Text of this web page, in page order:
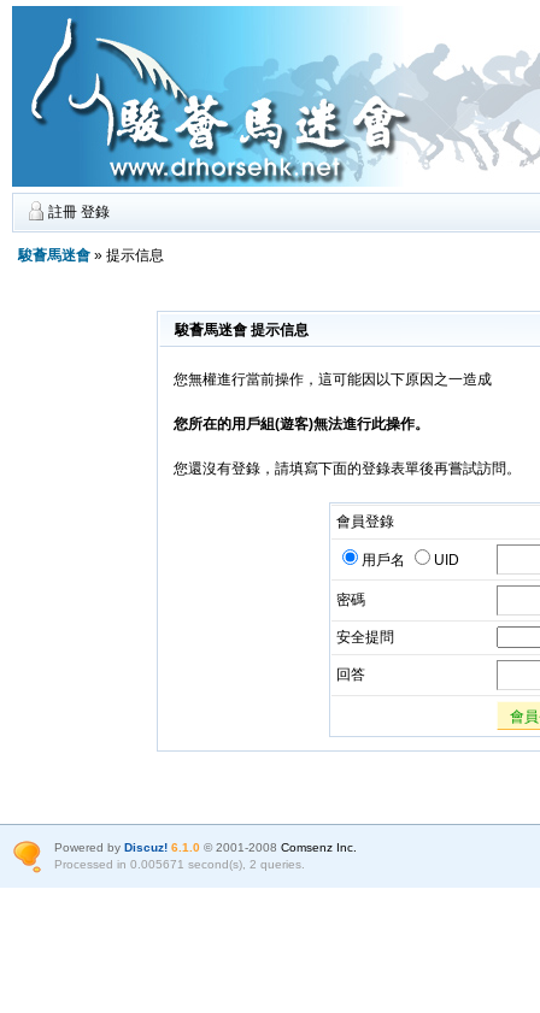
註冊 登錄
駿薈馬迷會» 提示信息
駿薈馬迷會 提示信息
您無權進行當前操作，這可能因以下原因之一造成
您所在的用戶組(遊客)無法進行此操作。
您還沒有登錄，請填寫下面的登錄表單後再嘗試訪問。
會員登錄
用戶名 UID
密碼
安全提問
回答
會
Powered by Discuz! 6.1.0© 2001-2008 Comsenz Inc.
Processed in 0.005671 second(s), 2 queries.